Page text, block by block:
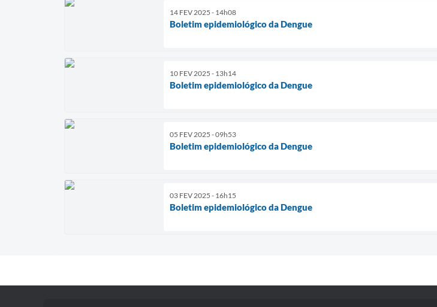
14 FEV 2025 - 14h08
Boletim epidemiológico da Dengue
10 FEV 2025 - 13h14
Boletim epidemiológico da Dengue
05 FEV 2025 - 09h53
Boletim epidemiológico da Dengue
03 FEV 2025 - 16h15
Boletim epidemiológico da Dengue